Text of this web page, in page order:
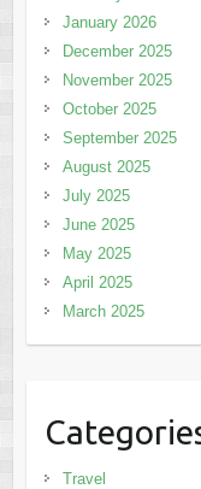
January 2026
December 2025
November 2025
October 2025
September 2025
August 2025
July 2025
June 2025
May 2025
April 2025
March 2025
Travel